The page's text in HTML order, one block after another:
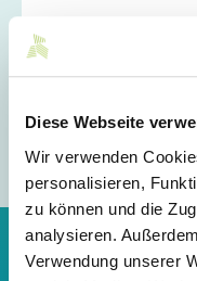
Diese Webseite
Wir verwenden
personalisieren,
zu können und die
analysieren.
Verwendung unserer
Das Seminar vom
kompakte Einblicke
Faser bis zur
Alle Termine
Werden Sie